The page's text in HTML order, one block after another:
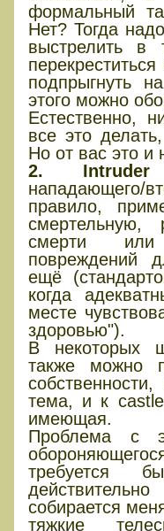
формальный
Нет? Тогда
выстрелить в
подпрыгнуть
этого можно
Естественно,
все это
Но от вас это и
2. Intruder
правило,
смертельную,
смерти
повреждений
ещё
когда
месте
здоровью").
В некоторых
также можно
тема, и к
имеющая.
Проблема с
требуется
собирается
тяжкие